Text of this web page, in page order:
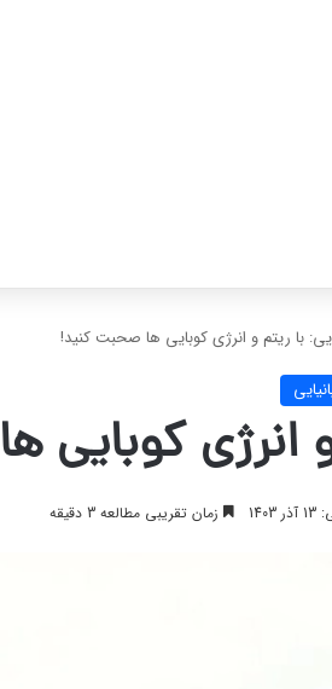
با ریتم و انرژی کوبایی ها صحبت کنید!
انرژی
زمان تقریبی مطالعه 3 دقیقه